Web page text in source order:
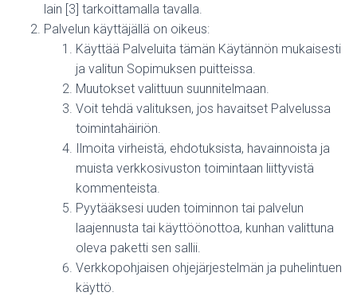
lain [3] tarkoittamalla tavalla.
Palvelun käyttäjällä on oikeus:
Käyttää Palveluita tämän Käytännön mukaisesti
ja valitun Sopimuksen puitteissa.
Muutokset valittuun suunnitelmaan.
Voit tehdä valituksen, jos havaitset Palvelussa
toimintahäiriön.
Ilmoita virheistä, ehdotuksista, havainnoista ja
muista verkkosivuston toimintaan liittyvistä
kommenteista.
Pyytääksesi uuden toiminnon tai palvelun
laajennusta tai käyttöönottoa, kunhan valittuna
oleva paketti sen sallii.
Verkkopohjaisen ohjejärjestelmän ja puhelintuen
käyttö.